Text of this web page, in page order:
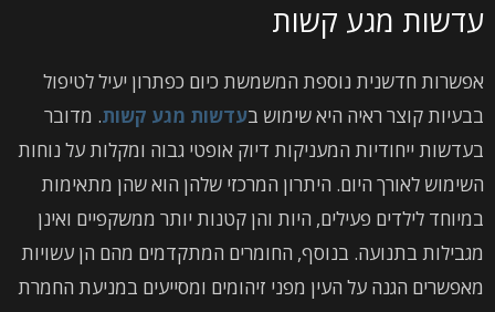
עדשות מגע קשות
אפשרות חדשנית נוספת המשמשת כיום כפתרון יעיל לטיפול
בבעיות קוצר ראיה היא שימוש בעדשות מגע קשות. מדובר
בעדשות ייחודיות המעניקות דיוק אופטי גבוה ומקלות על נוחות
השימוש לאורך היום. היתרון המרכזי שלהן הוא שהן מתאימות
במיוחד לילדים פעילים, היות והן קטנות יותר ממשקפיים ואינן
מגבילות בתנועה. בנוסף, החומרים המתקדמים מהם הן עשויות
מאפשרים הגנה על העין מפני זיהומים ומסייעים במניעת החמרת